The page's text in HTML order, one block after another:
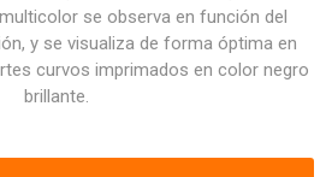
se observa en función del
y se visualiza de forma óptima en
curvos imprimados en color negro
brillante.